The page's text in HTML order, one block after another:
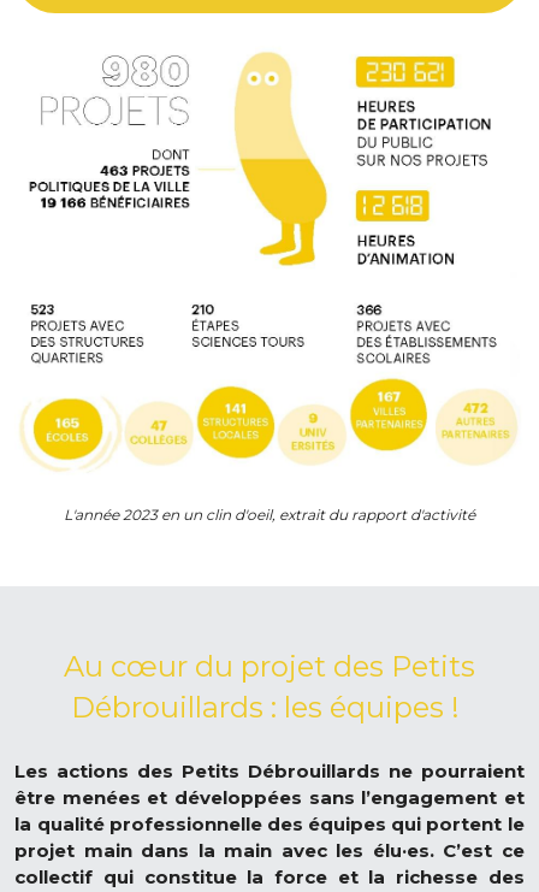
L'année 2023 en un clin d'oeil, extrait du rapport d'activité
Débrouillards : les équipes !
Les actions des Petits Débrouillards ne pourraient
être menées et développées sans l’engagement et
la qualité professionnelle des équipes qui portent le
projet main dans la main avec les élu·es. C’est ce
collectif qui constitue la force et la richesse des